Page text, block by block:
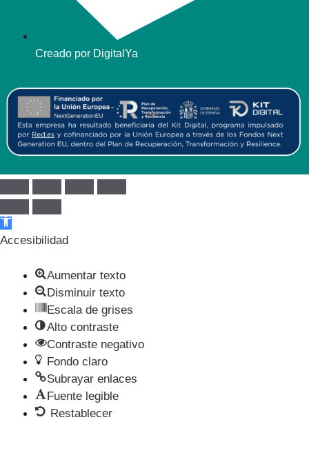
Creado por DigitalYa
Abrir barra de herramientas
Accesibilidad
Aumentar texto
Disminuir texto
Escala de grises
Alto contraste
Contraste negativo
Fondo claro
Subrayar enlaces
Fuente legible
Restablecer